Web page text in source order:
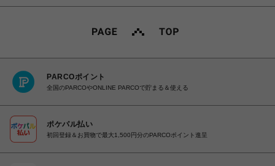
PARCOポイント
全国のPARCOやONLINE PARCOで貯まる＆使える
ポケパル払い
初回登録＆お買物で最大1,500円分のPARCOポイント進呈